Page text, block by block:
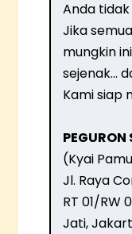
Anda
Jika
mungkin
sejenak…
Kami siap
PEGURON
(Kyai
Jl. Raya
RT 01/RW
Jati,